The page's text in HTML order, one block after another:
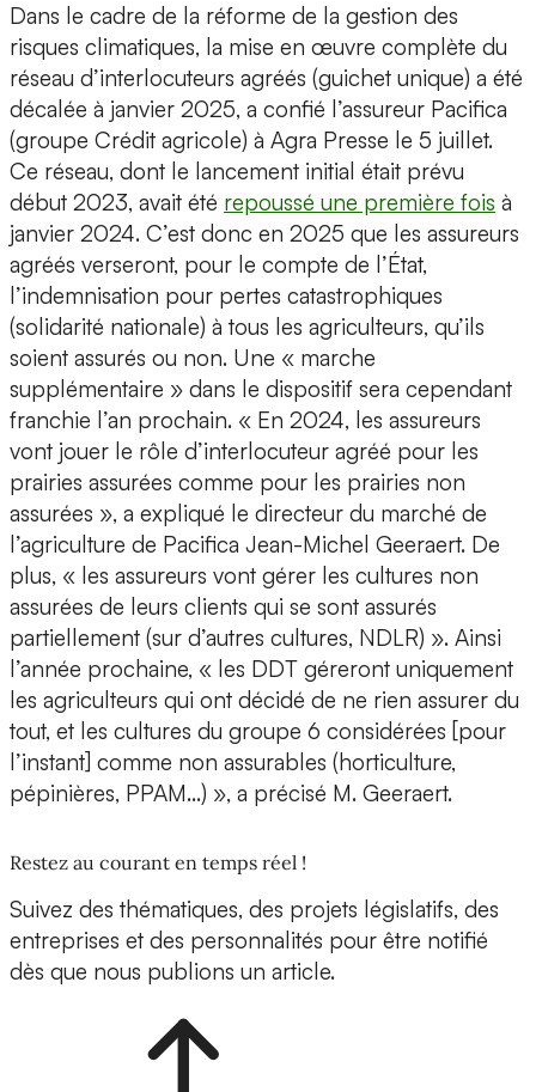
Dans le cadre de la réforme de la gestion des
risques climatiques, la mise en œuvre complète du
réseau d’interlocuteurs agréés (guichet unique) a été
décalée à janvier 2025, a confié l’assureur Pacifica
(groupe Crédit agricole) à Agra Presse le 5 juillet.
Ce réseau, dont le lancement initial était prévu
début 2023, avait été repoussé une première fois à
janvier 2024. C’est donc en 2025 que les assureurs
agréés verseront, pour le compte de l’État,
l’indemnisation pour pertes catastrophiques
(solidarité nationale) à tous les agriculteurs, qu’ils
soient assurés ou non. Une « marche
supplémentaire » dans le dispositif sera cependant
franchie l’an prochain. « En 2024, les assureurs
vont jouer le rôle d’interlocuteur agréé pour les
prairies assurées comme pour les prairies non
assurées », a expliqué le directeur du marché de
l’agriculture de Pacifica Jean-Michel Geeraert. De
plus, « les assureurs vont gérer les cultures non
assurées de leurs clients qui se sont assurés
partiellement (sur d’autres cultures, NDLR) ». Ainsi
l’année prochaine, « les DDT géreront uniquement
les agriculteurs qui ont décidé de ne rien assurer du
tout, et les cultures du groupe 6 considérées [pour
l’instant] comme non assurables (horticulture,
pépinières, PPAM…) », a précisé M. Geeraert.
Restez au courant en temps réel !
Suivez des thématiques, des projets législatifs, des
entreprises et des personnalités pour être notifié
dès que nous publions un article.